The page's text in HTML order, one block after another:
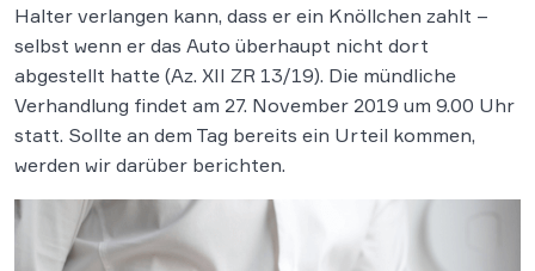
Halter verlangen kann, dass er ein Knöllchen zahlt –
selbst wenn er das Auto überhaupt nicht dort
abgestellt hatte (Az. XII ZR 13/19). Die mündliche
Verhandlung findet am 27. November 2019 um 9.00 Uhr
statt. Sollte an dem Tag bereits ein Urteil kommen,
werden wir darüber berichten.